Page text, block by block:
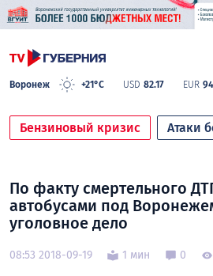
Воронеж +21°C USD 82.17 EUR
Бензиновый кризис Атаки
По факту смертельного
автобусами под
уголовное дело
08:53 2018-09-19 1 мин 0